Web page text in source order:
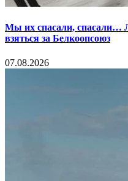
Мы их спасали, спасали…
взяться за Белкоопсоюз
07.08.2026